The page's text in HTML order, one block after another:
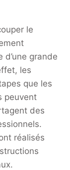
le
grande
les
que les
peuvent
des
réalisés